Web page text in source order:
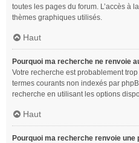
toutes les pages du forum. L’accès à
thèmes graphiques utilisés.
Haut
Pourquoi ma recherche ne renvoie
Votre recherche est probablement
termes courants non indexés par
recherche en utilisant les options
Haut
Pourquoi ma recherche renvoie une